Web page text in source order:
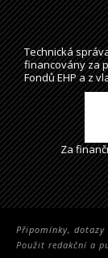
Technická
financovány za
Fondů EHP a z
Za
Připomínky,
Použit redakční a